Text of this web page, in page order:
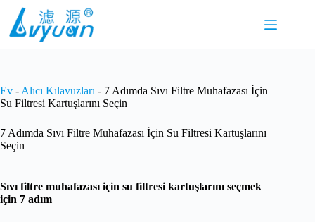
İçeriğe
Ev - Alıcı Kılavuzları - 7 Adımda Sıvı Filtre Muhafazası İçin
Su Filtresi Kartuşlarını Seçin
7 Adımda Sıvı Filtre Muhafazası İçin Su Filtresi Kartuşlarını
Seçin
Sıvı filtre muhafazası için su filtresi kartuşlarını seçmek
için 7 adım